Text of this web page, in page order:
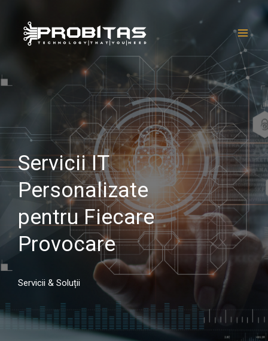
content
Main
Servicii IT
Personalizate
pentru Fiecare
Provocare
Servicii & Soluții